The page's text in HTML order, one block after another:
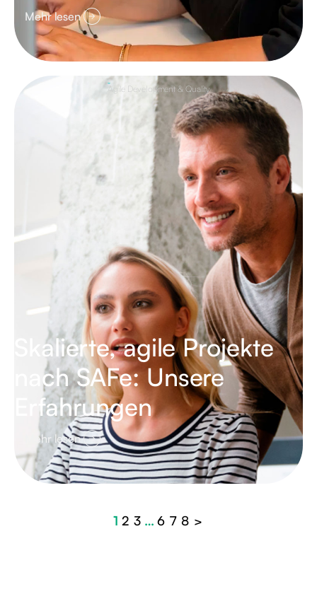
Mehr lesen
Agile Development & Quality
Skalierte, agile Projekte
nach SAFe: Unsere
Erfahrungen
Mehr lesen
1 2 3 … 6 7 8 >